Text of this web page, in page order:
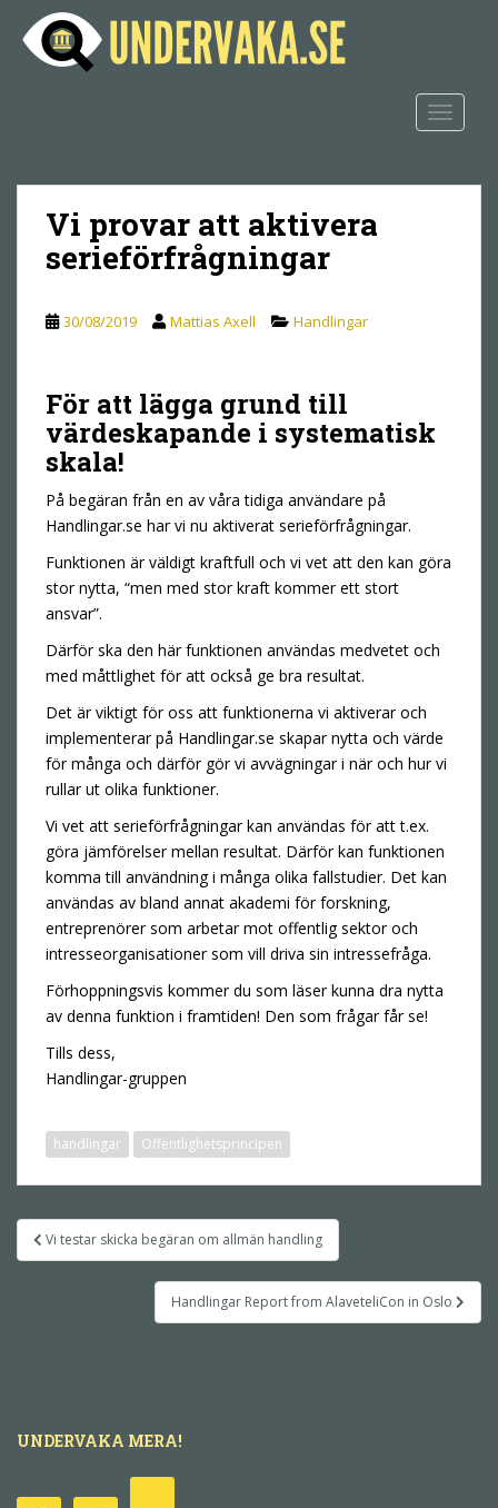
Vi provar att aktivera
serieförfrågningar
30/08/2019 Mattias Axell Handlingar
För att lägga grund till
värdeskapande i systematisk
skala!
På begäran från en av våra tidiga användare på
Handlingar.se har vi nu aktiverat serieförfrågningar.
Funktionen är väldigt kraftfull och vi vet att den kan göra
stor nytta, “men med stor kraft kommer ett stort
ansvar”.
Därför ska den här funktionen användas medvetet och
med måttlighet för att också ge bra resultat.
Det är viktigt för oss att funktionerna vi aktiverar och
implementerar på Handlingar.se skapar nytta och värde
för många och därför gör vi avvägningar i när och hur vi
rullar ut olika funktioner.
Vi vet att serieförfrågningar kan användas för att t.ex.
göra jämförelser mellan resultat. Därför kan funktionen
komma till användning i många olika fallstudier. Det kan
användas av bland annat akademi för forskning,
entreprenörer som arbetar mot offentlig sektor och
intresseorganisationer som vill driva sin intressefråga.
Förhoppningsvis kommer du som läser kunna dra nytta
av denna funktion i framtiden! Den som frågar får se!
Tills dess,
Handlingar-gruppen
handlingar Offentlighetsprincipen
Inläggsnavigering
Vi testar skicka begäran om allmän handling
Handlingar Report from AlaveteliCon in Oslo
UNDERVAKA MERA!